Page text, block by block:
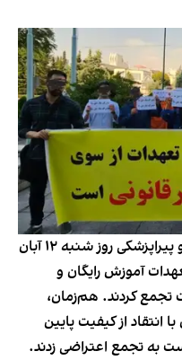
دانشجویان رشته‌های علوم پزشکی و پیراپزشکی روز شنبه ۱۲ آبان
آموزش رایگان و
تجمع کردند. هم‌زمان،
از کیفیت پایین
به تجمع اعتراضی زدند.